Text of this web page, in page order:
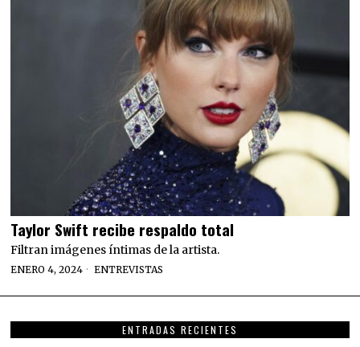
Taylor Swift recibe respaldo total
Filtran imágenes íntimas de la artista.
ENERO 4, 2024 ENTREVISTAS
ENTRADAS RECIENTES